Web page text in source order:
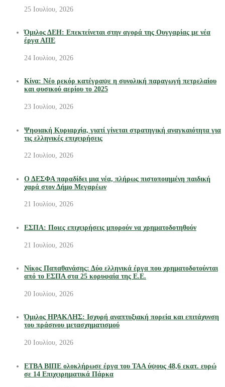
25 Ιουλίου, 2026
Όμιλος ΔΕΗ: Επεκτείνεται στην αγορά της Ουγγαρίας με νέα
έργα ΑΠΕ
24 Ιουλίου, 2026
Κίνα: Νέο ρεκόρ κατέγραψε η συνολική παραγωγή πετρελαίου
και φυσικού αερίου το 2025
23 Ιουλίου, 2026
Ψηφιακή Κυριαρχία, γιατί γίνεται στρατηγική αναγκαιότητα για
τις ελληνικές επιχειρήσεις
22 Ιουλίου, 2026
Ο ΔΕΣΦΑ παραδίδει μια νέα, πλήρως πιστοποιημένη παιδική
χαρά στον Δήμο Μεγαρέων
21 Ιουλίου, 2026
ΕΣΠΑ: Ποιες επιχειρήσεις μπορούν να χρηματοδοτηθούν
21 Ιουλίου, 2026
Νίκος Παπαθανάσης: Δύο ελληνικά έργα που χρηματοδοτούνται
από το ΕΣΠΑ στα 25 κορυφαία της Ε.Ε.
20 Ιουλίου, 2026
Όμιλος ΗΡΑΚΛΗΣ: Ισχυρή αναπτυξιακή πορεία και επιτάχυνση
του πράσινου μετασχηματισμού
20 Ιουλίου, 2026
ΕΤΒΑ ΒΙΠΕ ολοκλήρωσε έργα του ΤΑΑ ύψους 48,6 εκατ. ευρώ
σε 14 Επιχειρηματικά Πάρκα